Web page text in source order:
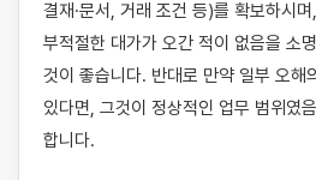
결재·문서, 거래 조건 등)를 확보하시
부적절한 대가가 오간 적이 없음을 소
것이 좋습니다. 반대로 만약 일부 오해
있다면, 그것이 정상적인 업무 범위였
합니다.